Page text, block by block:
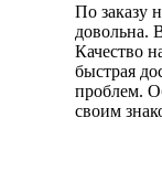
По заказу
довольна.
Качество
быстрая
проблем.
своим